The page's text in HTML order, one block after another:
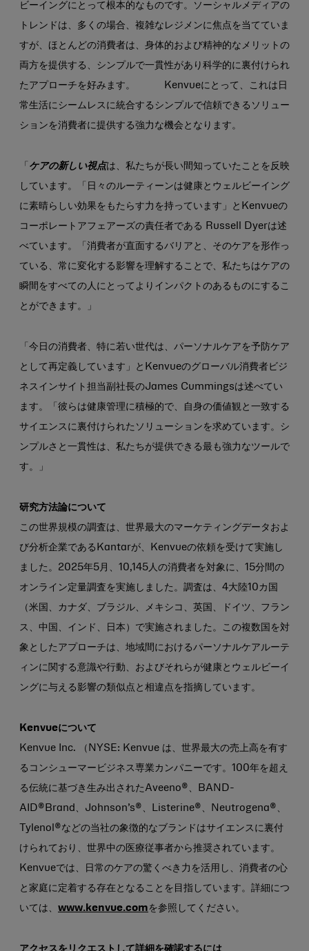
ビーイングにとって根本的なものです。ソーシャルメディアの
トレンドは、多くの場合、複雑なレジメンに焦点を当てていま
すが、ほとんどの消費者は、身体的および精神的なメリットの
両方を提供する、シンプルで一貫性があり科学的に裏付けられ
たアプローチを好みます。 Kenvueにとって、これは日
常生活にシームレスに統合するシンプルで信頼できるソリュー
ションを消費者に提供する強力な機会となります。
「 ケアの新しい視点は、私たちが長い間知っていたことを反映
しています。「日々のルーティーンは健康とウェルビーイング
に素晴らしい効果をもたらす力を持っています」とKenvueの
コーポレートアフェアーズの責任者である Russell Dyerは述
べています。「消費者が直面するバリアと、そのケアを形作っ
ている、常に変化する影響を理解することで、私たちはケアの
瞬間をすべての人にとってよりインパクトのあるものにするこ
とができます。」
「今日の消費者、特に若い世代は、パーソナルケアを予防ケア
として再定義しています」とKenvueのグローバル消費者ビジ
ネスインサイト担当副社長のJames Cummingsは述べてい
ます。「彼らは健康管理に積極的で、自身の価値観と一致する
サイエンスに裏付けられたソリューションを求めています。シ
ンプルさと一貫性は、私たちが提供できる最も強力なツールで
す。」
研究方法論について
この世界規模の調査は、世界最大のマーケティングデータおよ
び分析企業であるKantarが、Kenvueの依頼を受けて実施し
ました。2025年5月、10,145人の消費者を対象に、15分間の
オンライン定量調査を実施しました。調査は、4大陸10カ国
（米国、カナダ、ブラジル、メキシコ、英国、ドイツ、フラン
ス、中国、インド、日本）で実施されました。この複数国を対
象としたアプローチは、地域間におけるパーソナルケアルーテ
ィンに関する意識や行動、およびそれらが健康とウェルビーイ
ングに与える影響の類似点と相違点を指摘しています。
Kenvueについて
Kenvue Inc. （NYSE: Kenvue は、世界最大の売上高を有す
るコンシューマービジネス専業カンパニーです。100年を超え
る伝統に基づき生み出されたAveeno®、BAND-
AID®Brand、Johnson’s®、Listerine®、Neutrogena®、
Tylenol®などの当社の象徴的なブランドはサイエンスに裏付
けられており、世界中の医療従事者から推奨されています。
Kenvueでは、日常のケアの驚くべき力を活用し、消費者の心
と家庭に定着する存在となることを目指しています。詳細につ
いては、 www.kenvue.com を参照してください。